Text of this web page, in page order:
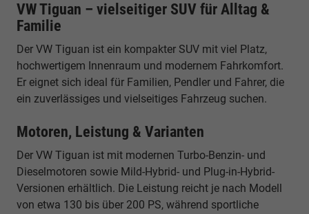
VW Tiguan – vielseitiger SUV für Alltag &
Familie
Der VW Tiguan ist ein kompakter SUV mit viel Platz,
hochwertigem Innenraum und modernem Fahrkomfort.
Er eignet sich ideal für Familien, Pendler und Fahrer, die
ein zuverlässiges und vielseitiges Fahrzeug suchen.
Motoren, Leistung & Varianten
Der VW Tiguan ist mit modernen Turbo-Benzin- und
Dieselmotoren sowie Mild-Hybrid- und Plug-in-Hybrid-
Versionen erhältlich. Die Leistung reicht je nach Modell
von etwa 130 bis über 200 PS, während sportliche